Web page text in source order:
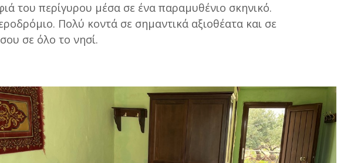
του περίγυρου μέσα σε ένα παραμυθένιο σκηνικό.
Πολύ κοντά σε σημαντικά αξιοθέατα και σε
σε όλο το νησί.